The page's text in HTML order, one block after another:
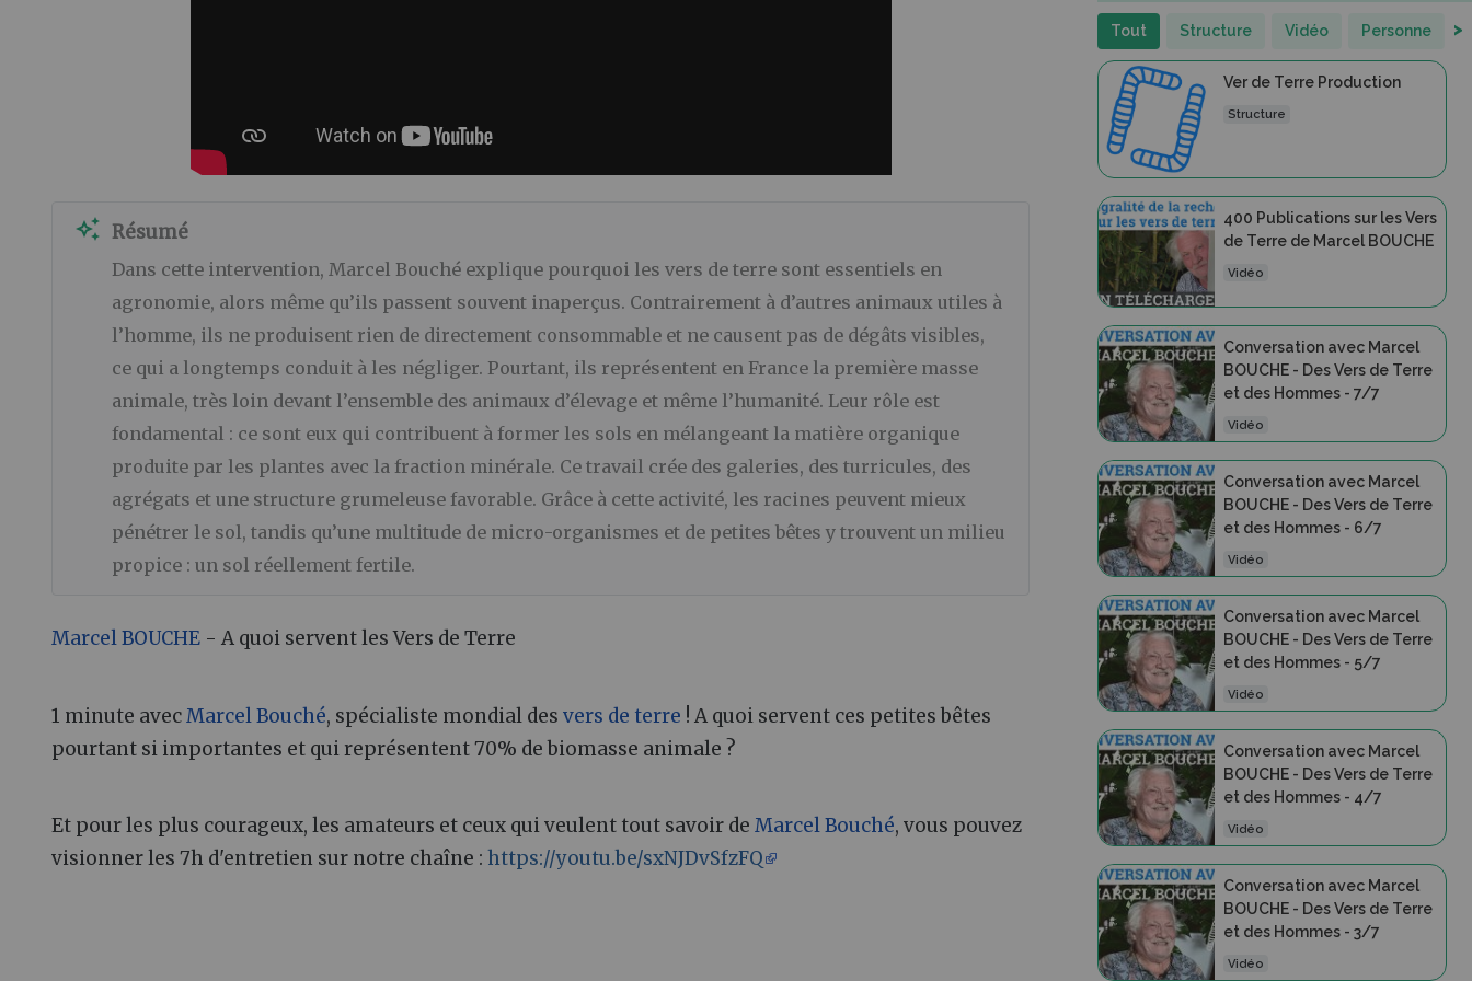
auto_awesome Résumé
Dans cette intervention, Marcel Bouché explique pourquoi les vers de terre sont essentiels en
agronomie, alors même qu’ils passent souvent inaperçus. Contrairement à d’autres animaux utiles à
l’homme, ils ne produisent rien de directement consommable et ne causent pas de dégâts visibles,
ce qui a longtemps conduit à les négliger. Pourtant, ils représentent en France la première masse
animale, très loin devant l’ensemble des animaux d’élevage et même l’humanité. Leur rôle est
fondamental : ce sont eux qui contribuent à former les sols en mélangeant la matière organique
produite par les plantes avec la fraction minérale. Ce travail crée des galeries, des turricules, des
agrégats et une structure grumeleuse favorable. Grâce à cette activité, les racines peuvent mieux
pénétrer le sol, tandis qu’une multitude de micro-organismes et de petites bêtes y trouvent un milieu
propice : un sol réellement fertile.
Marcel BOUCHE - A quoi servent les Vers de Terre
1 minute avecMarcel Bouché, spécialiste mondial des vers de terre ! A quoi servent ces petites bêtes
pourtant si importantes et qui représentent 70% de biomasse animale ?
Et pour les plus courageux, les amateurs et ceux qui veulent tout savoir de Marcel Bouché, vous pouvez
visionner les 7h d'entretien sur notre chaîne : https://youtu.be/sxNJDvSfzFQ
Tout Structure Vidéo Personne >
Ver de Terre Production
Structure
400 Publications sur les Vers
de Terre de Marcel BOUCHE
Vidéo
Conversation avec Marcel
BOUCHE - Des Vers de Terre
et des Hommes - 7/7
Vidéo
Conversation avec Marcel
BOUCHE - Des Vers de Terre
et des Hommes - 6/7
Vidéo
Conversation avec Marcel
BOUCHE - Des Vers de Terre
et des Hommes - 5/7
Vidéo
Conversation avec Marcel
BOUCHE - Des Vers de Terre
et des Hommes - 4/7
Vidéo
Conversation avec Marcel
BOUCHE - Des Vers de Terre
et des Hommes - 3/7
Vidéo